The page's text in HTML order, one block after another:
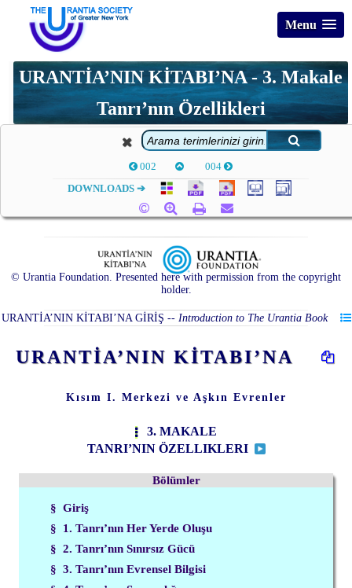
Menu
URANTİA’NIN KİTABI’NA - 3. Makale
Tanrı’nın Özellikleri
002 004
DOWNLOADS ➔
© Urantia Foundation. Presented here with permission from the copyright
holder.
URANTİA’NIN KİTABI’NA GİRİŞ -- Introduction to The Urantia Book
URANTİA’NIN KİTABI’NA
Kısım I. Merkezi ve Aşkın Evrenler
3. MAKALE
TANRI’NIN ÖZELLIKLERI
Bölümler
§ Giriş
§ 1. Tanrı’nın Her Yerde Oluşu
§ 2. Tanrı’nın Sınırsız Gücü
§ 3. Tanrı’nın Evrensel Bilgisi